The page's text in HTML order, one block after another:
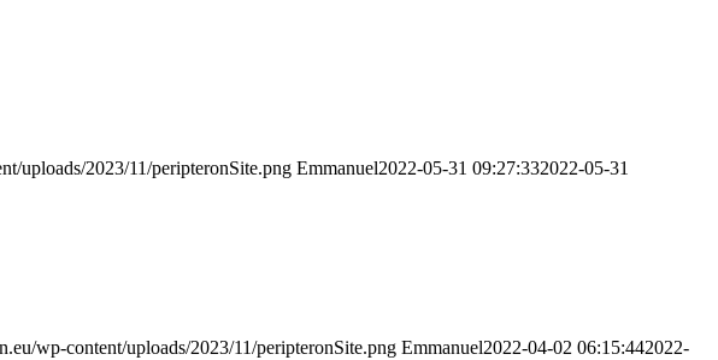
uploads/2023/11/peripteronSite.png Emmanuel2022-05-31 09:27:332022-05-31
wp-content/uploads/2023/11/peripteronSite.png Emmanuel2022-04-02 06:15:442022-